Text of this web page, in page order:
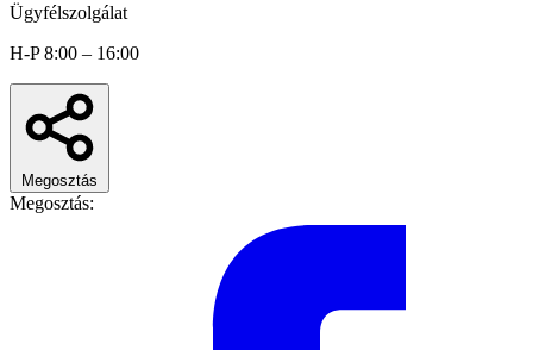
Ügyfélszolgálat
H-P 8:00 – 16:00
Megosztás
Megosztás: